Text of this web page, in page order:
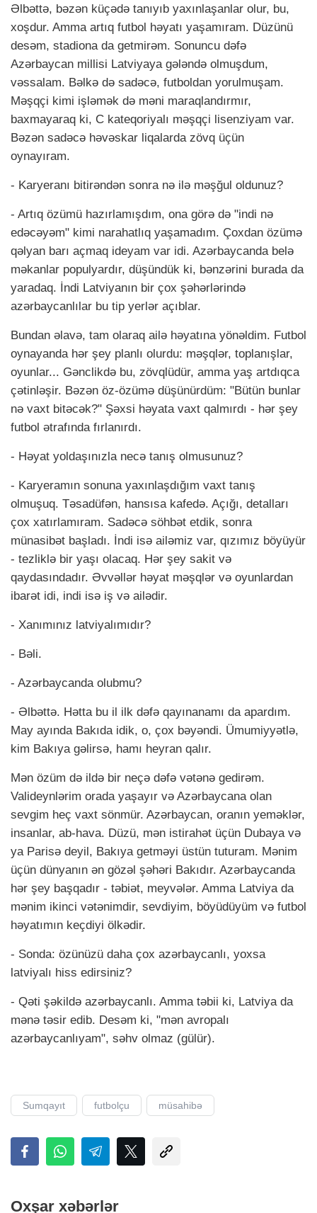
Əlbəttə, bəzən küçədə tanıyıb yaxınlaşanlar olur, bu,
xoşdur. Amma artıq futbol həyatı yaşamıram. Düzünü
desəm, stadiona da getmirəm. Sonuncu dəfə
Azərbaycan millisi Latviyaya gələndə olmuşdum,
vəssalam. Bəlkə də sadəcə, futboldan yorulmuşam.
Məşqçi kimi işləmək də məni maraqlandırmır,
baxmayaraq ki, C kateqoriyalı məşqçi lisenziyam var.
Bəzən sadəcə həvəskar liqalarda zövq üçün
oynayıram.
- Karyeranı bitirəndən sonra nə ilə məşğul oldunuz?
- Artıq özümü hazırlamışdım, ona görə də "indi nə
edəcəyəm" kimi narahatlıq yaşamadım. Çoxdan özümə
qəlyan barı açmaq ideyam var idi. Azərbaycanda belə
məkanlar populyardır, düşündük ki, bənzərini burada da
yaradaq. İndi Latviyanın bir çox şəhərlərində
azərbaycanlılar bu tip yerlər açıblar.
Bundan əlavə, tam olaraq ailə həyatına yönəldim. Futbol
oynayanda hər şey planlı olurdu: məşqlər, toplanışlar,
oyunlar... Gənclikdə bu, zövqlüdür, amma yaş artdıqca
çətinləşir. Bəzən öz-özümə düşünürdüm: "Bütün bunlar
nə vaxt bitəcək?" Şəxsi həyata vaxt qalmırdı - hər şey
futbol ətrafında fırlanırdı.
- Həyat yoldaşınızla necə tanış olmusunuz?
- Karyeramın sonuna yaxınlaşdığım vaxt tanış
olmuşuq. Təsadüfən, hansısa kafedə. Açığı, detalları
çox xatırlamıram. Sadəcə söhbət etdik, sonra
münasibət başladı. İndi isə ailəmiz var, qızımız böyüyür
- tezliklə bir yaşı olacaq. Hər şey sakit və
qaydasındadır. Əvvəllər həyat məşqlər və oyunlardan
ibarət idi, indi isə iş və ailədir.
- Xanımınız latviyalımıdır?
- Bəli.
- Azərbaycanda olubmu?
- Əlbəttə. Hətta bu il ilk dəfə qayınanamı da apardım.
May ayında Bakıda idik, o, çox bəyəndi. Ümumiyyətlə,
kim Bakıya gəlirsə, hamı heyran qalır.
Mən özüm də ildə bir neçə dəfə vətənə gedirəm.
Valideynlərim orada yaşayır və Azərbaycana olan
sevgim heç vaxt sönmür. Azərbaycan, oranın yeməklər,
insanlar, ab-hava. Düzü, mən istirahət üçün Dubaya və
ya Parisə deyil, Bakıya getməyi üstün tuturam. Mənim
üçün dünyanın ən gözəl şəhəri Bakıdır. Azərbaycanda
hər şey başqadır - təbiət, meyvələr. Amma Latviya da
mənim ikinci vətənimdir, sevdiyim, böyüdüyüm və futbol
həyatımın keçdiyi ölkədir.
- Sonda: özünüzü daha çox azərbaycanlı, yoxsa
latviyalı hiss edirsiniz?
- Qəti şəkildə azərbaycanlı. Amma təbii ki, Latviya da
mənə təsir edib. Desəm ki, "mən avropalı
azərbaycanlıyam", səhv olmaz (gülür).
Sumqayıt futbolçu müsahibə
Oxşar xəbərlər